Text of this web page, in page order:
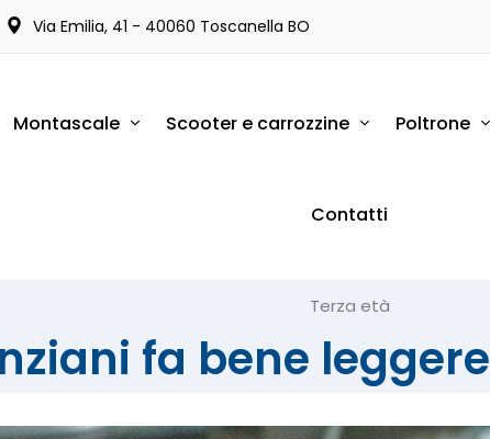
Via Emilia, 41 - 40060 Toscanella BO
Montascale Scooter e carrozzine Poltrone
Contatti
Terza età
fa bene leggere